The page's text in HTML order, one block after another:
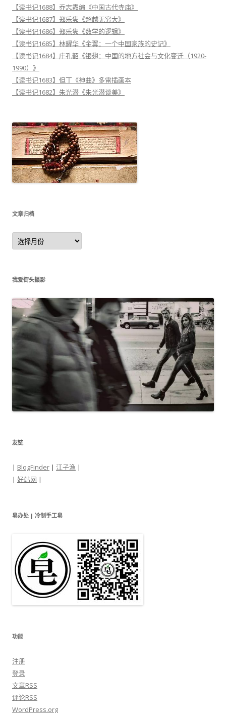
【读书记1688】乔志霞编《中国古代寺庙》
【读书记1687】郑乐隽《超越无穷大》
【读书记1686】郑乐隽《数学的逻辑》
【读书记1685】林耀华《金翼：一个中国家族的史记》
【读书记1684】庄孔韶《银翅：中国的地方社会与文化变迁（1920-
1990）》
【读书记1683】但丁《神曲》多雷插画本
【读书记1682】朱光潜《朱光潜谈美》
文章归档
文
章
归
我爱街头摄影
友链
| BlogFinder | 江子渔 |
| 好站网 |
皂办处 | 冷制手工皂
功能
注册
登录
文章RSS
评论RSS
WordPress.org